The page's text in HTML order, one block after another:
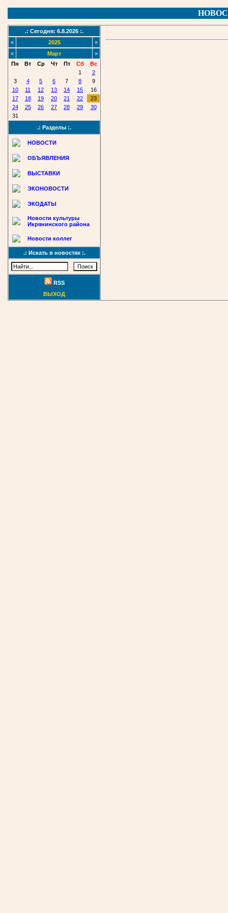
.: Сегодня: 6.8.2026 :.
«
2025
»
«
Март
»
Пн
Вт Ср Чт Пт Сб
Вс
1
2
3
4 5 6 7 8
9
10
11 12 13 14 15
16
17
18 19 20 21 22
23
24
25 26 27 28 29
30
31
.: Разделы :.
НОВОСТИ
ОБЪЯВЛЕНИЯ
ВЫСТАВКИ
ЭКОНОВОСТИ
ЭКОДАТЫ
Новости культуры
Икрянинского района
Новости коллег
.: Искать в новостях :.
RSS
ВЫХОД